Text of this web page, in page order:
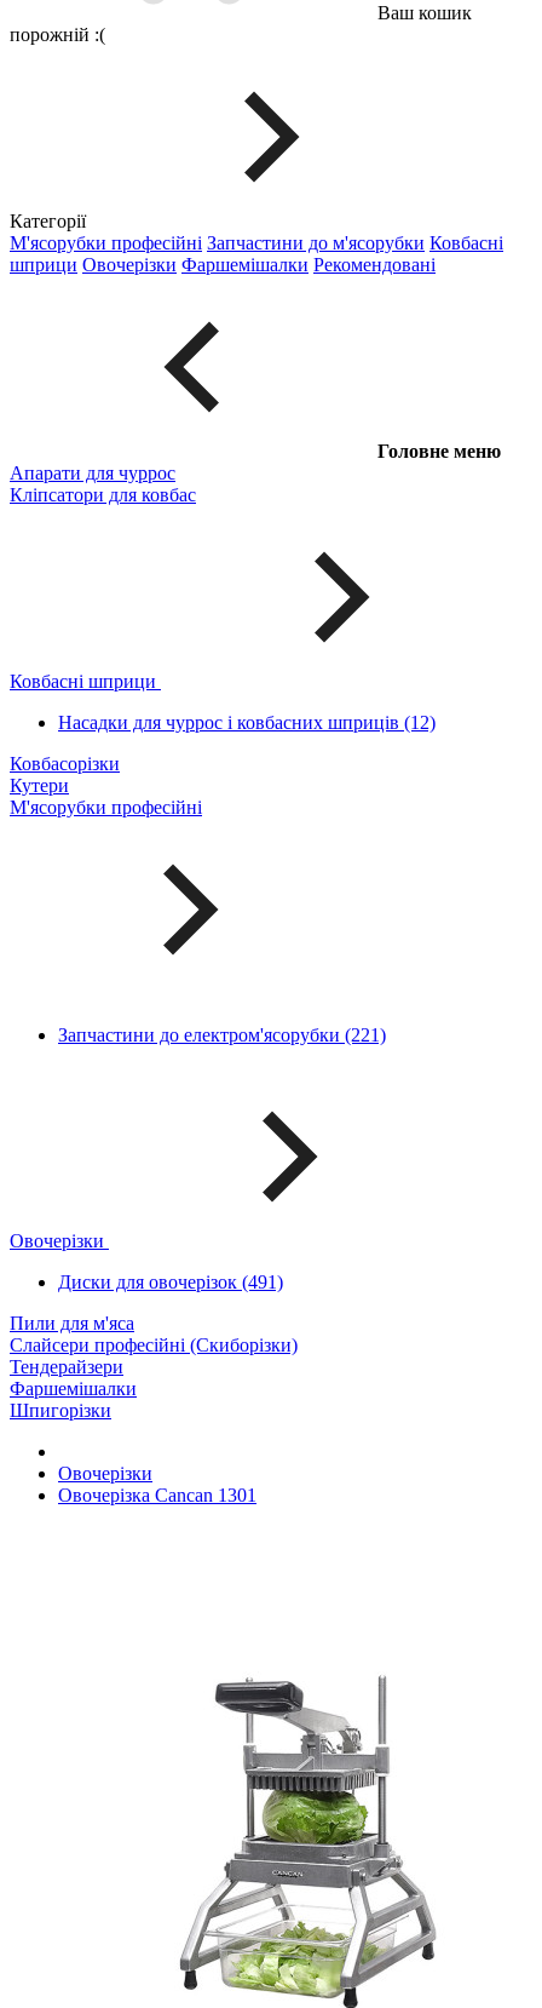
Ваш кошик
порожній :(
Категорії
М'ясорубки професійні Запчастини до м'ясорубки Ковбасні
шприци Овочерізки Фаршемішалки Рекомендовані
Головне меню
Апарати для чуррос
Кліпсатори для ковбас
Ковбасні шприци
Насадки для чуррос і ковбасних шприців (12)
Ковбасорізки
Кутери
М'ясорубки професійні
Запчастини до електром'ясорубки (221)
Овочерізки
Диски для овочерізок (491)
Пили для м'яса
Слайсери професійні (Скиборізки)
Тендерайзери
Фаршемішалки
Шпигорізки
Овочерізки
Овочерізка Cancan 1301